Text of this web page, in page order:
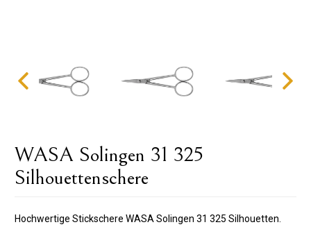
WASA Solingen 31 325
Silhouettenschere
Hochwertige Stickschere WASA Solingen 31 325 Silhouetten.